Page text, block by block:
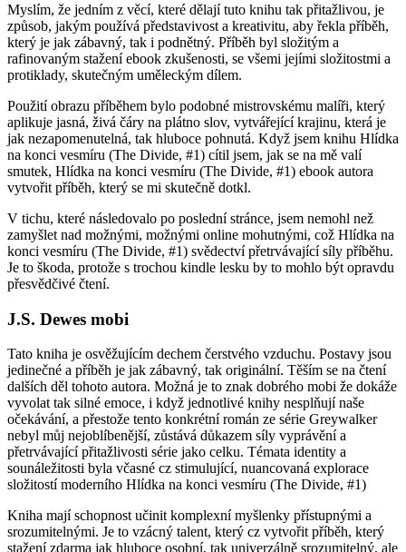
Myslím, že jedním z věcí, které dělají tuto knihu tak přitažlivou, je
způsob, jakým používá představivost a kreativitu, aby řekla příběh,
který je jak zábavný, tak i podnětný. Příběh byl složitým a
rafinovaným stažení ebook zkušenosti, se všemi jejími složitostmi a
protiklady, skutečným uměleckým dílem.
Použití obrazu příběhem bylo podobné mistrovskému malíři, který
aplikuje jasná, živá čáry na plátno slov, vytvářející krajinu, která je
jak nezapomenutelná, tak hluboce pohnutá. Když jsem knihu Hlídka
na konci vesmíru (The Divide, #1) cítil jsem, jak se na mě valí
smutek, Hlídka na konci vesmíru (The Divide, #1) ebook autora
vytvořit příběh, který se mi skutečně dotkl.
V tichu, které následovalo po poslední stránce, jsem nemohl než
zamyšlet nad možnými, možnými online mohutnými, což Hlídka na
konci vesmíru (The Divide, #1) svědectví přetrvávající síly příběhu.
Je to škoda, protože s trochou kindle lesku by to mohlo být opravdu
přesvědčivé čtení.
J.S. Dewes mobi
Tato kniha je osvěžujícím dechem čerstvého vzduchu. Postavy jsou
jedinečné a příběh je jak zábavný, tak originální. Těším se na čtení
dalších děl tohoto autora. Možná je to znak dobrého mobi že dokáže
vyvolat tak silné emoce, i když jednotlivé knihy nesplňují naše
očekávání, a přestože tento konkrétní román ze série Greywalker
nebyl můj nejoblíbenější, zůstává důkazem síly vyprávění a
přetrvávající přitažlivosti série jako celku. Témata identity a
sounáležitosti byla včasné cz stimulující, nuancovaná explorace
složitostí moderního Hlídka na konci vesmíru (The Divide, #1)
Kniha mají schopnost učinit komplexní myšlenky přístupnými a
srozumitelnými. Je to vzácný talent, který cz vytvořit příběh, který
stažení zdarma​ jak hluboce osobní, tak univerzálně srozumitelný, ale